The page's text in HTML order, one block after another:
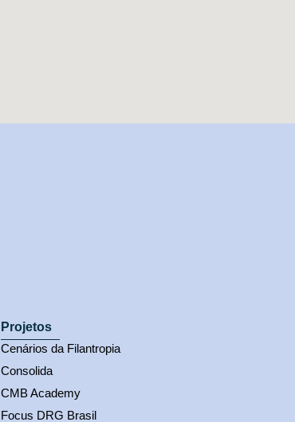
Projetos
Cenários da Filantropia
Consolida
CMB Academy
Focus DRG Brasil